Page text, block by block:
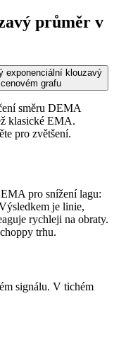
průměr v
směru DEMA
klasické EMA.
pro zvětšení.
pro snížení lagu:
je linie,
rychleji na obraty.
trhu.
signálu. V tichém